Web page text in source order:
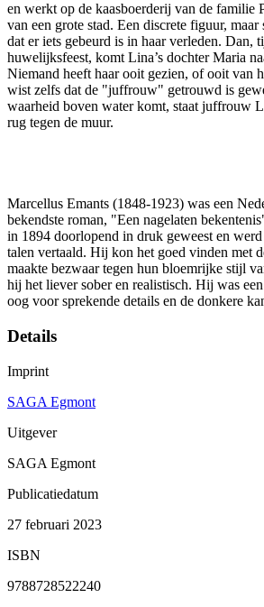
en werkt op de kaasboerderij van de familie
van een grote stad. Een discrete figuur,
dat er iets gebeurd is in haar verleden. Dan,
huwelijksfeest, komt Lina’s dochter Maria
Niemand heeft haar ooit gezien, of ooit van
wist zelfs dat de "juffrouw" getrouwd is
waarheid boven water komt, staat juffrouw
rug tegen de muur.
Marcellus Emants (1848-1923) was een
bekendste roman, "Een nagelaten
in 1894 doorlopend in druk geweest en
talen vertaald. Hij kon het goed vinden met
maakte bezwaar tegen hun bloemrijke stijl
hij het liever sober en realistisch. Hij was
oog voor sprekende details en de donkere
Details
Imprint
SAGA Egmont
Uitgever
SAGA Egmont
Publicatiedatum
27 februari 2023
ISBN
9788728522240